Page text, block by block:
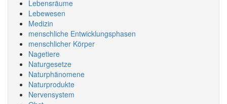
Lebensräume
Lebewesen
Medizin
menschliche Entwicklungsphasen
menschlicher Körper
Nagetiere
Naturgesetze
Naturphänomene
Naturprodukte
Nervensystem